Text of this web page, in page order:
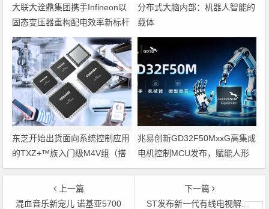
大联大诠鼎集团携手Infineon以
固态变压器重构配电效率新标杆
分布式大脑内部：机器人智能的
载体
东芝开始出货面向系统控制应用
的TXZ+™族入门级M4V组（搭
载Arm Cortex‑M4内核的标准微
控制器）工程样品
兆易创新GD32F50MxxG高集成
电机控制MCU发布，赋能人形
机器人关节驱动革新
上一篇
混血音乐新宠儿 诺基亚5700
下一篇
ST发布新一代有线电视解调和解码集成芯片